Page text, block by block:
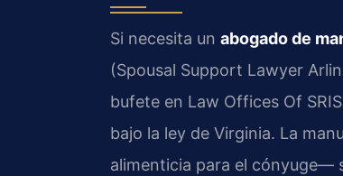
Si necesita un abogado de
(Spousal Support Lawyer
bufete en Law Offices Of
bajo la ley de Virginia. La
alimenticia para el cónyuge—